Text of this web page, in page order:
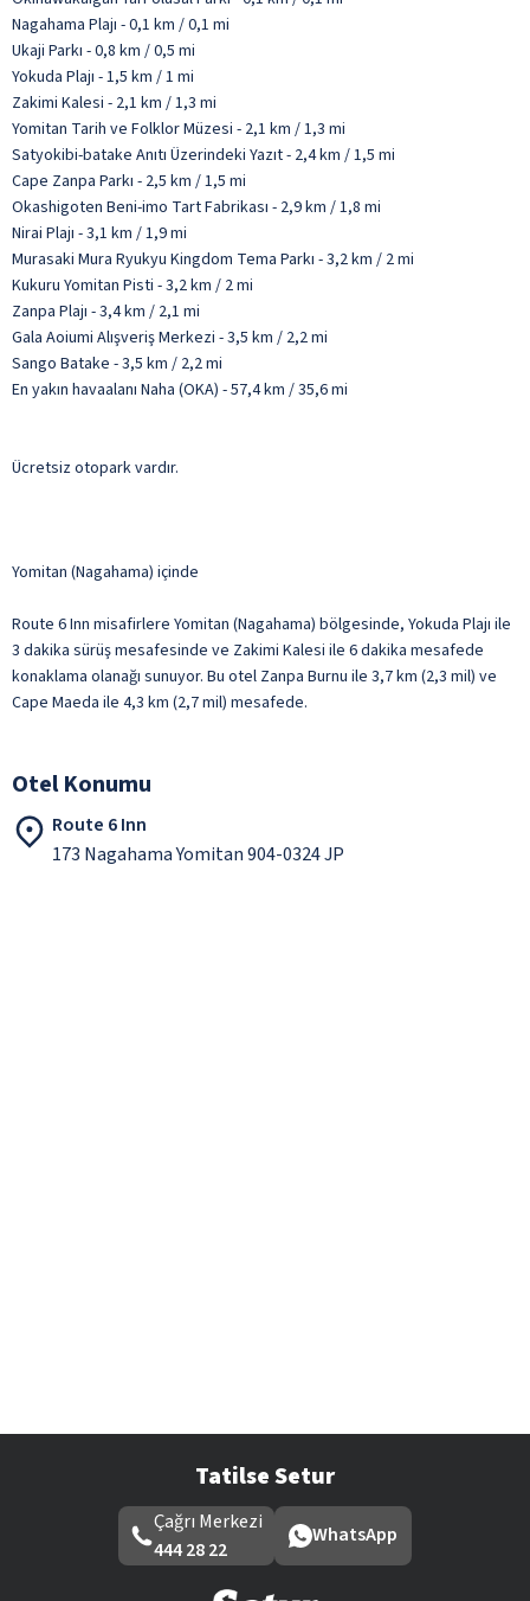
Nagahama Plajı - 0,1 km / 0,1 mi
Ukaji Parkı - 0,8 km / 0,5 mi
Yokuda Plajı - 1,5 km / 1 mi
Zakimi Kalesi - 2,1 km / 1,3 mi
Yomitan Tarih ve Folklor Müzesi - 2,1 km / 1,3 mi
Satyokibi-batake Anıtı Üzerindeki Yazıt - 2,4 km / 1,5 mi
Cape Zanpa Parkı - 2,5 km / 1,5 mi
Okashigoten Beni-imo Tart Fabrikası - 2,9 km / 1,8 mi
Nirai Plajı - 3,1 km / 1,9 mi
Murasaki Mura Ryukyu Kingdom Tema Parkı - 3,2 km / 2 mi
Kukuru Yomitan Pisti - 3,2 km / 2 mi
Zanpa Plajı - 3,4 km / 2,1 mi
Gala Aoiumi Alışveriş Merkezi - 3,5 km / 2,2 mi
Sango Batake - 3,5 km / 2,2 mi
En yakın havaalanı Naha (OKA) - 57,4 km / 35,6 mi
Ücretsiz otopark vardır.
Yomitan (Nagahama) içinde
Route 6 Inn misafirlere Yomitan (Nagahama) bölgesinde, Yokuda Plajı ile
3 dakika sürüş mesafesinde ve Zakimi Kalesi ile 6 dakika mesafede
konaklama olanağı sunuyor. Bu otel Zanpa Burnu ile 3,7 km (2,3 mil) ve
Cape Maeda ile 4,3 km (2,7 mil) mesafede.
Otel Konumu
Route 6 Inn
173 Nagahama Yomitan 904-0324 JP
Tatilse Setur
Çağrı Merkezi
444 28 22
WhatsApp